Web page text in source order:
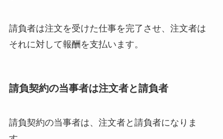
請負者は注文を受けた仕事を完了させ、注文者は
それに対して報酬を支払います。
請負契約の当事者は注文者と請負者
請負契約の当事者は、注文者と請負者になりま